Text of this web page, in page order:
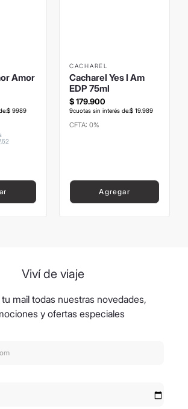
Amor
$ 9989
,52
CACHAREL
Cacharel Yes I Am
EDP 75ml
$179.900
9cuotas sin interés de:$ 19989
CFTA: 0%
Agregar
Viví de viaje
mail todas nuestras novedades,
y ofertas especiales